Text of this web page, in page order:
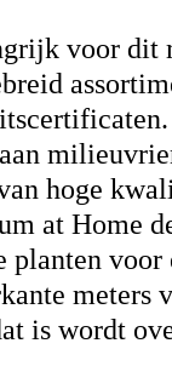
voor
hoge
at Home
planten voor
meters
is wordt